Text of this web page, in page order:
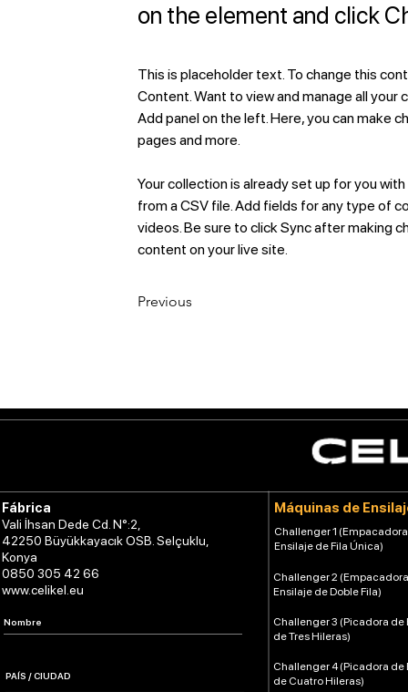
on the element and click
This is placeholder text. To change this
Content. Want to view and manage all
Add panel on the left. Here, you can make
pages and more.
Your collection is already set up for you
from a CSV file. Add fields for any type of
videos. Be sure to click Sync after making
content on your live site.
Previous
Fábrica
Vali İhsan Dede Cd. N°:2,
42250 Büyükkayacık OSB. Selçuklu,
Konya
0850 305 42 66
www.celikel.eu
Máquinas de
Challenger 1
Ensilaje de Fila Única)
Challenger 2
Ensilaje de Doble Fila)
Challenger 4 (Picadora de
de Cuatro Hileras)
Challenger 3 (Picadora de
de Tres Hileras)